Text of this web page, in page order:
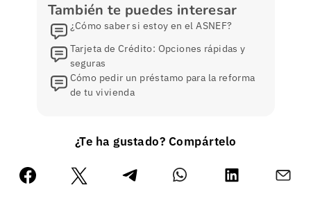
También te puedes interesar
¿Cómo saber si estoy en el ASNEF?
Tarjeta de Crédito: Opciones rápidas y
seguras
Cómo pedir un préstamo para la reforma
de tu vivienda
¿Te ha gustado? Compártelo